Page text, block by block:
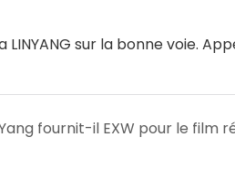
sur la bonne voie.